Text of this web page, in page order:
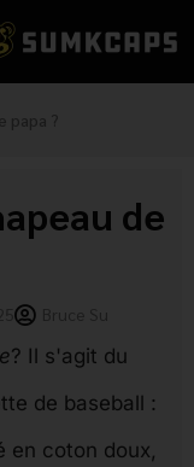
de
? Il s'agit du
de baseball :
en coton doux,